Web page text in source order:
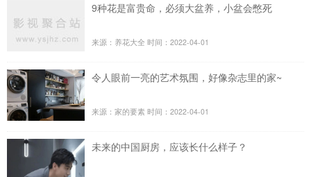
9种花是富贵命，必须大盆养，小盆会憋死
来源：养花大全 时间：2022-04-01
令人眼前一亮的艺术氛围，好像杂志里的家~
来源：家的要素 时间：2022-04-01
未来的中国厨房，应该长什么样子？